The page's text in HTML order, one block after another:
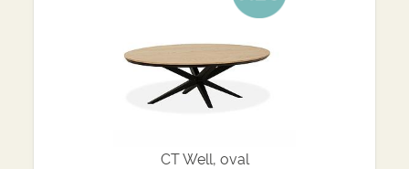
CT Well, oval